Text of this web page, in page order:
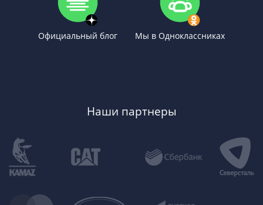
Официальный блог Мы в Одноклассниках
Наши партнеры